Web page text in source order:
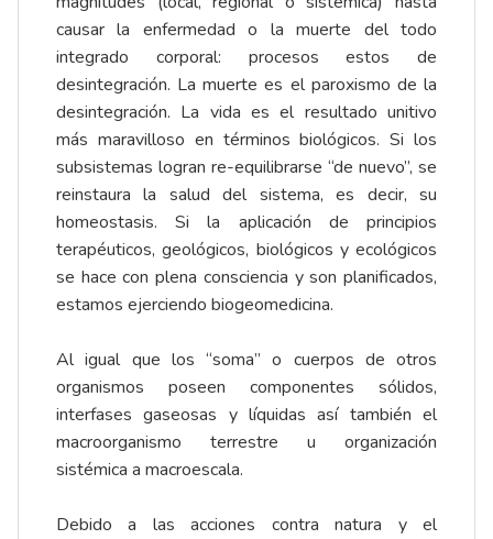
causar la enfermedad o la muerte del todo
integrado corporal: procesos estos de
desintegración. La muerte es el paroxismo de la
desintegración. La vida es el resultado unitivo
más maravilloso en términos biológicos. Si los
subsistemas logran re-equilibrarse “de nuevo”, se
reinstaura la salud del sistema, es decir, su
homeostasis. Si la aplicación de principios
terapéuticos, geológicos, biológicos y ecológicos
se hace con plena consciencia y son planificados,
estamos ejerciendo biogeomedicina.
Al igual que los “soma” o cuerpos de otros
organismos poseen componentes sólidos,
interfases gaseosas y líquidas así también el
macroorganismo terrestre u organización
sistémica a macroescala.
Debido a las acciones contra natura y el